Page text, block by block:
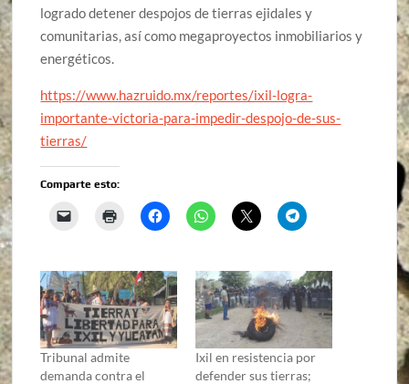
logrado detener despojos de tierras ejidales y
comunitarias, así como megaproyectos inmobiliarios y
energéticos.
https://www.hazruido.mx/reportes/ixil-logra-
importante-victoria-para-impedir-despojo-de-sus-
tierras/
Comparte esto:
Tribunal admite
demanda contra el
Ixil en resistencia por
defender sus tierras;